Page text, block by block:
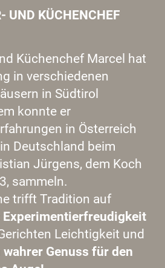
UND KÜCHENCHEF
Küchenchef Marcel hat
in verschiedenen
in Südtirol
konnte er
in Österreich
Deutschland beim
Jürgens, dem Koch
sammeln.
trifft Tradition auf
Experimentierfreudigkeit
Leichtigkeit und
wahrer Genuss für den